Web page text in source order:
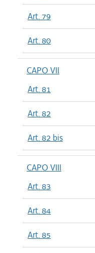
Art. 79
Art. 80
CAPO VII
Art. 81
Art. 82
Art. 82 bis
CAPO VIII
Art. 83
Art. 84
Art. 85